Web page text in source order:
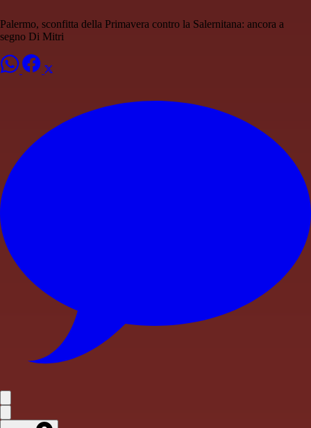
Palermo, sconfitta della Primavera contro la Salernitana: ancora a
segno Di Mitri